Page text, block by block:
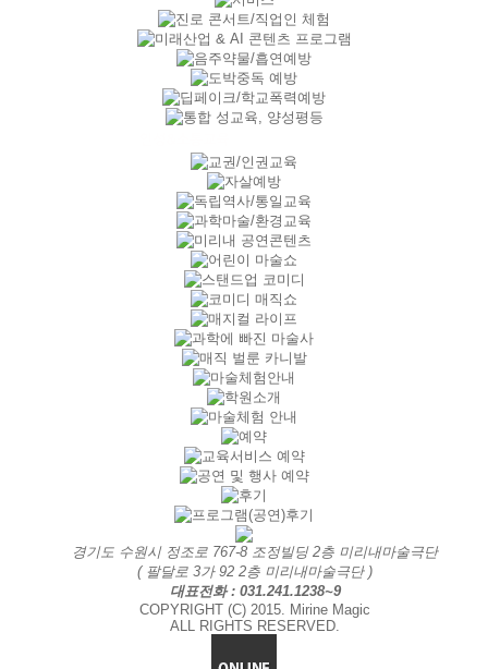
경기도 수원시 정조로 767-8 조정빌딩 2층 미리내마술극단
( 팔달로 3가 92 2층 미리내마술극단 )
대표전화 : 031.241.1238~9
COPYRIGHT (C) 2015. Mirine Magic
ALL RIGHTS RESERVED.